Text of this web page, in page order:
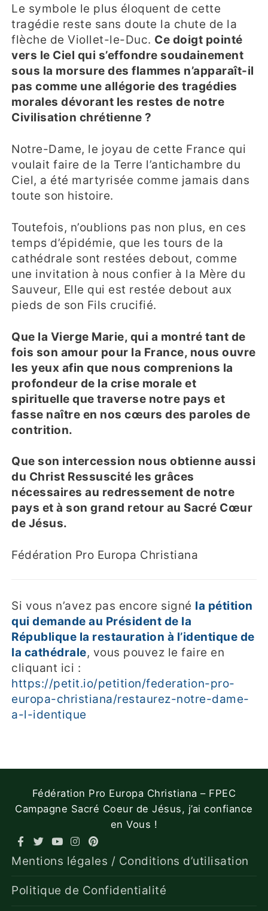
Le symbole le plus éloquent de cette
tragédie reste sans doute la chute de la
flèche de Viollet-le-Duc. Ce doigt pointé
vers le Ciel qui s’effondre soudainement
sous la morsure des flammes n’apparaît-il
pas comme une allégorie des tragédies
morales dévorant les restes de notre
Civilisation chrétienne ?
Notre-Dame, le joyau de cette France qui
voulait faire de la Terre l’antichambre du
Ciel, a été martyrisée comme jamais dans
toute son histoire.
Toutefois, n’oublions pas non plus, en ces
temps d’épidémie, que les tours de la
cathédrale sont restées debout, comme
une invitation à nous confier à la Mère du
Sauveur, Elle qui est restée debout aux
pieds de son Fils crucifié.
Que la Vierge Marie, qui a montré tant de
fois son amour pour la France, nous ouvre
les yeux afin que nous comprenions la
profondeur de la crise morale et
spirituelle que traverse notre pays et
fasse naître en nos cœurs des paroles de
contrition.
Que son intercession nous obtienne aussi
du Christ Ressuscité les grâces
nécessaires au redressement de notre
pays et à son grand retour au Sacré Cœur
de Jésus.
Fédération Pro Europa Christiana
Si vous n’avez pas encore signé la pétition
qui demande au Président de la
République la restauration à l’identique de
la cathédrale, vous pouvez le faire en
cliquant ici :
https://petit.io/petition/federation-pro-
europa-christiana/restaurez-notre-dame-
a-l-identique
Fédération Pro Europa Christiana – FPEC
Campagne Sacré Coeur de Jésus, j’ai confiance
en Vous !
Mentions légales / Conditions d’utilisation
Politique de Confidentialité